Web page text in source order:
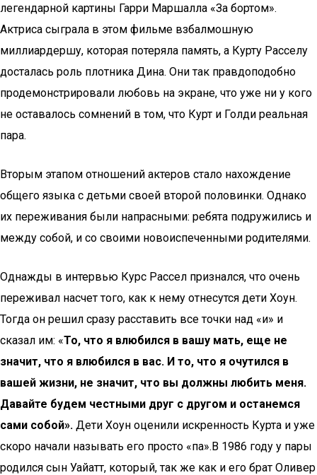
легендарной картины Гарри Маршалла «За бортом».
Актриса сыграла в этом фильме взбалмошную
миллиардершу, которая потеряла память, а Курту Расселу
досталась роль плотника Дина. Они так правдоподобно
продемонстрировали любовь на экране, что уже ни у кого
не оставалось сомнений в том, что Курт и Голди реальная
пара.
Вторым этапом отношений актеров стало нахождение
общего языка с детьми своей второй половинки. Однако
их переживания были напрасными: ребята подружились и
между собой, и со своими новоиспеченными родителями.
Однажды в интервью Курс Рассел признался, что очень
переживал насчет того, как к нему отнесутся дети Хоун.
Тогда он решил сразу расставить все точки над «и» и
сказал им: «То, что я влюбился в вашу мать, еще не
значит, что я влюбился в вас. И то, что я очутился в
вашей жизни, не значит, что вы должны любить меня.
Давайте будем честными друг с другом и останемся
сами собой». Дети Хоун оценили искренность Курта и уже
скоро начали называть его просто «па».В 1986 году у пары
родился сын Уайатт, который, так же как и его брат Оливер